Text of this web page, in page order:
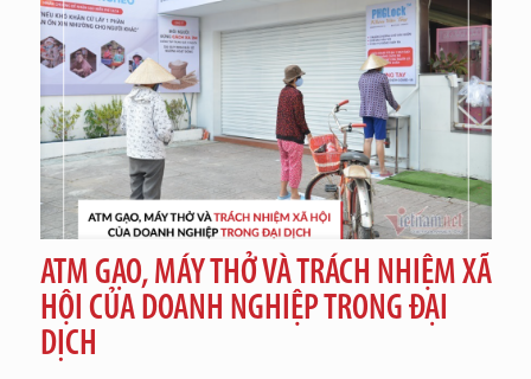
ATM GẠO, MÁY THỞ VÀ TRÁCH NHIỆM XÃ
HỘI CỦA DOANH NGHIỆP TRONG ĐẠI
DỊCH